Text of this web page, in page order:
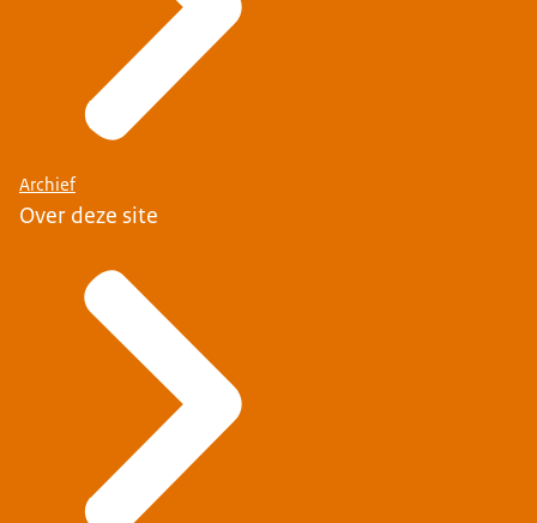
Archief
Over deze site